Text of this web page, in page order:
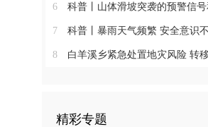
6 科普丨山体滑坡突袭的预警信号和
7 科普丨暴雨天气频繁 安全意识
8 白羊溪乡紧急处置地灾风险 转移群众208
精彩专题